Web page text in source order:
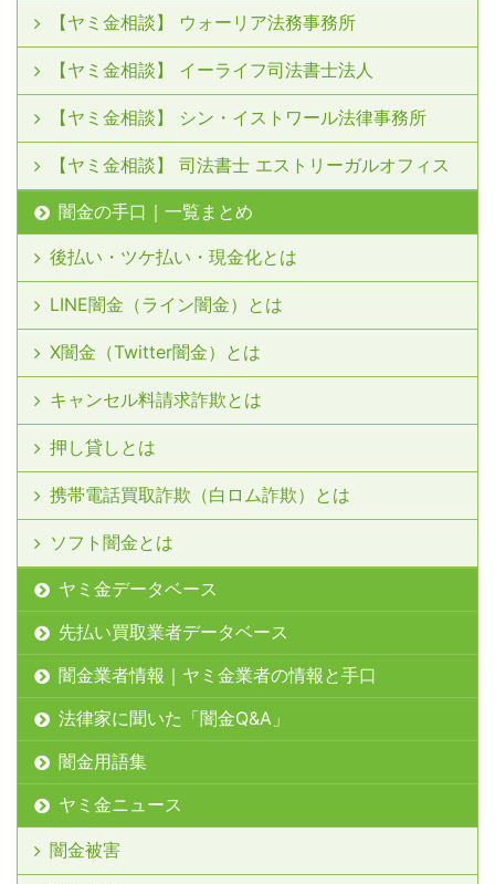
【ヤミ金相談】 ウォーリア法務事務所
【ヤミ金相談】 イーライフ司法書士法人
【ヤミ金相談】 シン・イストワール法律事務所
【ヤミ金相談】 司法書士 エストリーガルオフィス
闇金の手口｜一覧まとめ
後払い・ツケ払い・現金化とは
LINE闇金（ライン闇金）とは
X闇金（Twitter闇金）とは
キャンセル料請求詐欺とは
押し貸しとは
携帯電話買取詐欺（白ロム詐欺）とは
ソフト闇金とは
ヤミ金データベース
先払い買取業者データベース
闇金業者情報｜ヤミ金業者の情報と手口
法律家に聞いた「闇金Q&A」
闇金用語集
ヤミ金ニュース
闇金被害